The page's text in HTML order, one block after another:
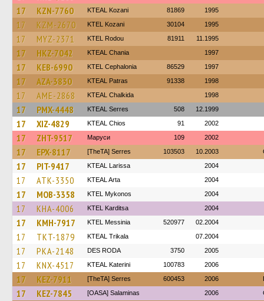
17
KZN-7760 KTEAL Kozani 81869 1995
17 KZM-2670 ΚΤΕL Kozani 30104 1995
17 MYZ-2371 ΚΤΕL Rodou 81911 11.1995
17 HKZ-7042 KTEAL Chania 1997
17 KEB-6990 KTEL Cephalonia 86529 1997
17 AZA-3830 KTEAL Patras 91338 1998
17 AME-2868 KTEAL Chalkida 1998
17 PMX-4448 KTEAL Serres 508 12.1999
17 XIZ-4829 KTEAL Chios 91 2002
17 ZHT-9517 Маруси 109 2002
17 EPX-8117 [TheTA] Serres 103503 10.2003
17 PIT-9417 KTEAL Larissa 2004
17 ATK-3350 KTEAL Arta 2004
17 MOB-3358 KTEL Mykonos 2004
17 KHA-4006 ΚΤΕL Karditsa 2004
17 KMH-7917 KTEL Messinia 520977 02.2004
17 TKT-1879 KTEAL Trikala 07.2004
17 PKA-2148 DES RODA 3750 2005
17 KNX-4517 KTEAL Katerini 100783 2006
17 KEZ-7911 [TheTA] Serres 600453 2006
17 KEZ-7845 [OASA] Salaminas 2006